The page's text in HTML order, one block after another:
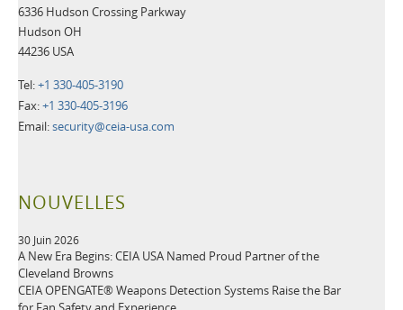
6336 Hudson Crossing Parkway
Hudson OH
44236 USA
Tel:+1 330-405-3190
Fax:+1 330-405-3196
Email:security@ceia-usa.com
NOUVELLES
30 Juin 2026
A New Era Begins: CEIA USA Named Proud Partner of the
Cleveland Browns
CEIA OPENGATE® Weapons Detection Systems Raise the Bar